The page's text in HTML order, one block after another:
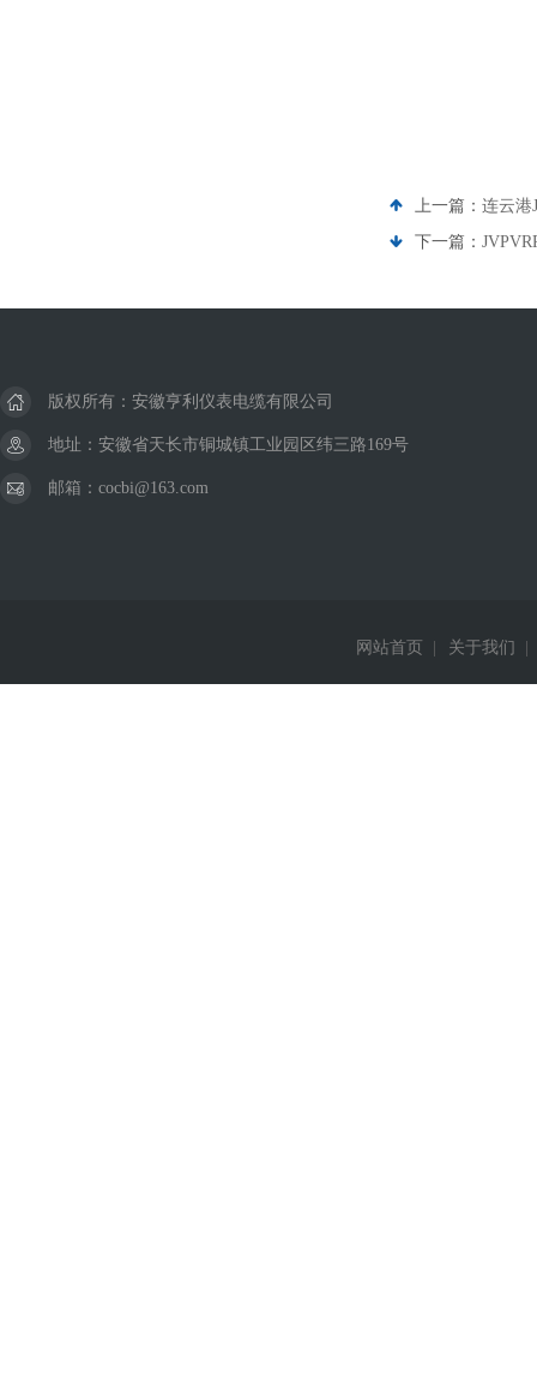
上一篇： 连云港
下一篇：
版权所有：安徽亨利仪表电缆有限公司
地址：安徽省天长市铜城镇工业园区纬三路169号
邮箱：cocbi@163.com
网站首页 关于我们